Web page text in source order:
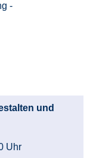
-
und
Uhr